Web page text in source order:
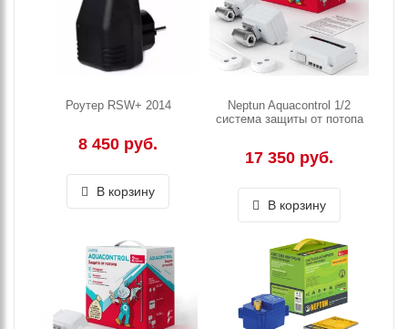
Роутер RSW+ 2014
8 450 руб.
В корзину
Neptun Aquacontrol 1/2
система защиты от потопа
17 350 руб.
В корзину